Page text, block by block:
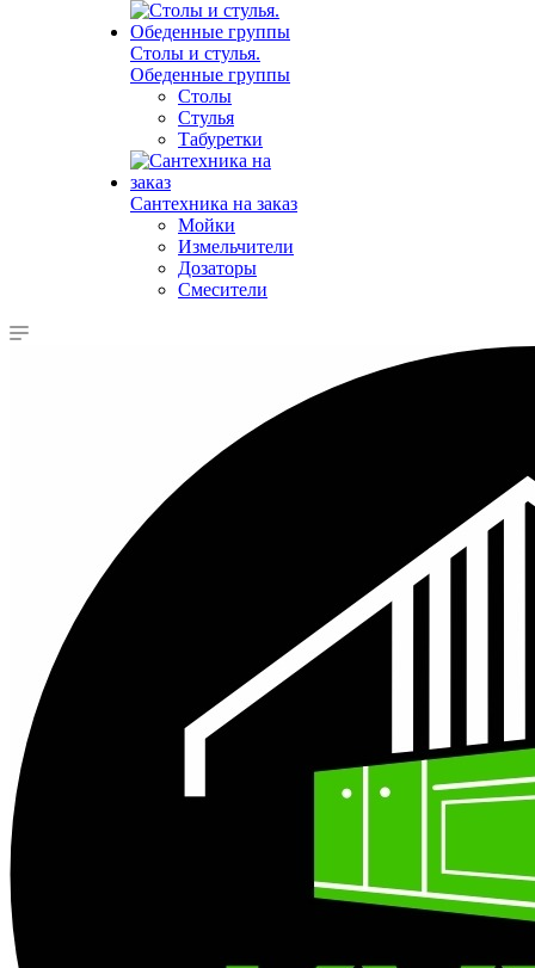
Столы и стулья.
Обеденные группы
Столы
Стулья
Табуретки
Сантехника на заказ
Мойки
Измельчители
Дозаторы
Смесители